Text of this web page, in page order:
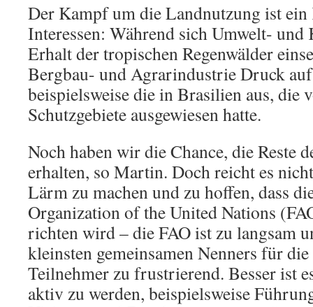
Der Kampf um die Landnutzung ist
Interessen: Während sich Umwelt-
Erhalt der tropischen Regenwälder
Bergbau- und Agrarindustrie Druck
beispielsweise die in Brasilien aus, die
Schutzgebiete ausgewiesen hatte.
Noch haben wir die Chance, die Reste
erhalten, so Martin. Doch reicht es
Lärm zu machen und zu hoffen, dass
Organization of the United Nations
richten wird – die FAO ist zu langsam
kleinsten gemeinsamen Nenners für
Teilnehmer zu frustrierend. Besser ist
aktiv zu werden, beispielsweise